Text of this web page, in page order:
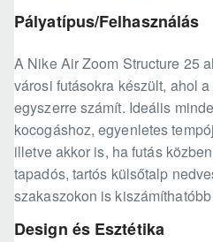
Pályatípus/Felhasználás
A Nike Air Zoom Structure 25
városi futásokra készült, ahol
egyszerre számít. Ideális
kocogáshoz, egyenletes
illetve akkor is, ha futás
tapadós, tartós külsőtalp
szakaszokon is
Design és Esztétika